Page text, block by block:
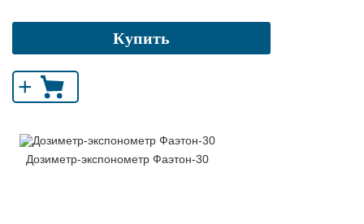
Купить
+
Дозиметр-экспонометр Фаэтон-30